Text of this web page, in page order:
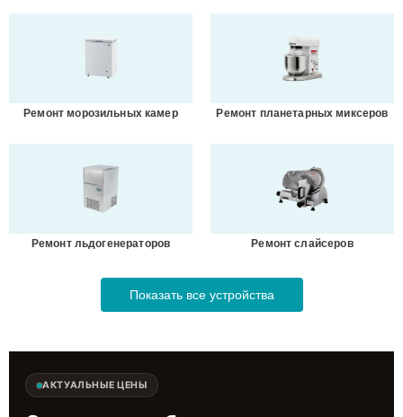
Ремонт морозильных камер Ремонт планетарных миксеров
Ремонт льдогенераторов Ремонт слайсеров
Показать все устройства
АКТУАЛЬНЫЕ ЦЕНЫ